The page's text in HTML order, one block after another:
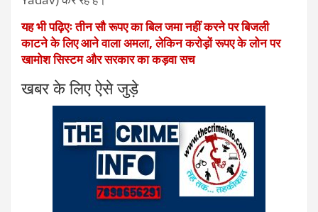
यह भी पढ़िएः तीन सौ रूपए का बिल जमा नहीं करने पर बिजली
काटने के लिए आने वाला अमला, लेकिन करोड़ों रूपए के लोन पर
खामोश सिस्टम और सरकार का कड़वा सच
खबर के लिए ऐसे जुड़े